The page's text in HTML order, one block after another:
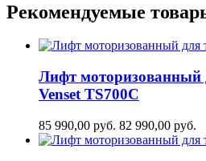
Рекомендуемые
Лифт моторизованный
Venset TS700С
85 990,00 руб. 82 990,00 руб.